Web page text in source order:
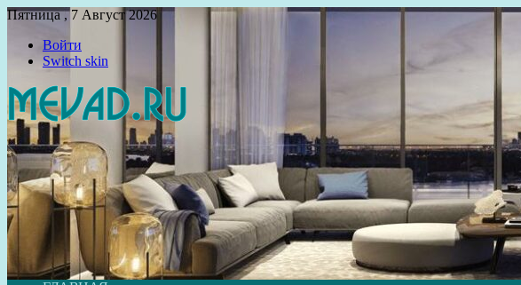
Пятница , 7 Август 2026
Войти
Switch skin